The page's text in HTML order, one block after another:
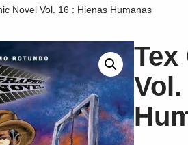
Novel Vol. 16 : Hienas Humanas
Tex